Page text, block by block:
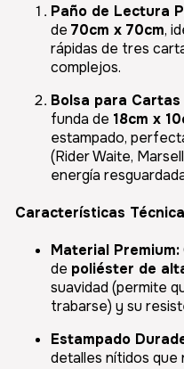
Paño de Lectura
de 70cm x 70cm,
rápidas de tres
complejos.
Bolsa para
funda de 18cm x
estampado,
(Rider Waite,
energía
Características
Material Premium:
de poliéster de
suavidad (permite
trabarse) y su
Estampado
detalles nítidos que